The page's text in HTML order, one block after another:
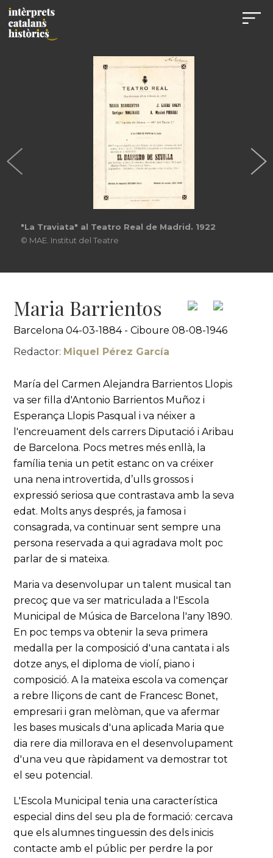
"La Traviata" al Teatro Real de Madrid. 1922
© MAE. Institut del Teatre
Maria Barrientos
Barcelona 04-03-1884 - Ciboure 08-08-1946
Redactor: Miquel Pérez García
María del Carmen Alejandra Barrientos Llopis
va ser filla d'Antonio Barrientos Muñoz i
Esperança Llopis Pasqual i va néixer a
l'encreuament dels carrers Diputació i Aribau
de Barcelona. Pocs metres més enllà, la
família tenia un petit estanc on va créixer
una nena introvertida, d’ulls grossos i
expressió seriosa que contrastava amb la seva
edat. Molts anys després, ja famosa i
consagrada, va continuar sent sempre una
persona reservada a qui agradava molt poc
parlar de si mateixa.
Maria va desenvolupar un talent musical tan
precoç que va ser matriculada a l'Escola
Municipal de Música de Barcelona l'any 1890.
En poc temps va obtenir la seva primera
medalla per la composició d'una cantata i als
dotze anys, el diploma de violí, piano i
composició. A la mateixa escola va començar
a rebre lliçons de cant de Francesc Bonet,
empresari i gran melòman, que va afermar
les bases musicals d'una aplicada Maria que
dia rere dia millorava en el desenvolupament
d'una veu que ràpidament va demostrar tot
el seu potencial.
L'Escola Municipal tenia una característica
especial dins del seu pla de formació: cercava
que els alumnes tinguessin des dels inicis
contacte amb el públic per perdre la por